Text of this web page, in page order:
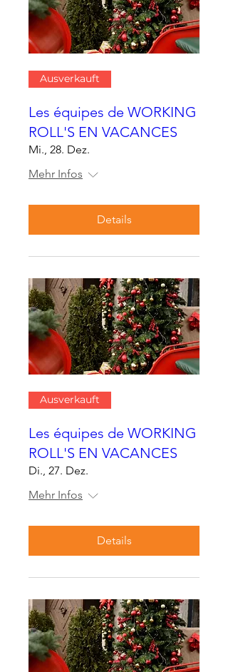
Ausverkauft
Les équipes de WORKING
ROLL'S EN VACANCES
Mi., 28. Dez.
Mehr Infos
Details
Ausverkauft
Les équipes de WORKING
ROLL'S EN VACANCES
Di., 27. Dez.
Mehr Infos
Details